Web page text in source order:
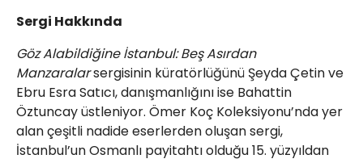
Sergi Hakkında
Göz Alabildiğine İstanbul: Beş Asırdan
Manzaralarsergisinin küratörlüğünü Şeyda Çetin ve
Ebru Esra Satıcı, danışmanlığını ise Bahattin
Öztuncay üstleniyor. Ömer Koç Koleksiyonu’nda yer
alan çeşitli nadide eserlerden oluşan sergi,
İstanbul’un Osmanlı payitahtı olduğu 15. yüzyıldan